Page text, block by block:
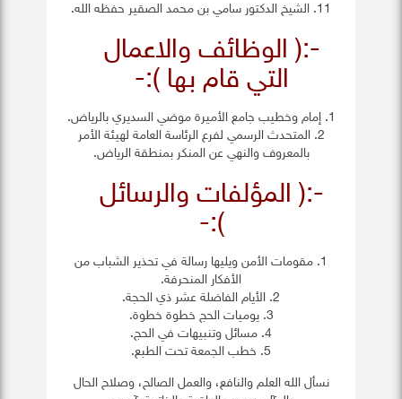
11. الشيخ الدكتور سامي بن محمد الصقير حفظه الله.
-:( الوظائف والاعمال
التي قام بها ):-
1. إمام وخطيب جامع الأميرة موضي السديري بالرياض.
2. المتحدث الرسمي لفرع الرئاسة العامة لهيئة الأمر
بالمعروف والنهي عن المنكر بمنطقة الرياض.
-:( المؤلفات والرسائل
):-
1. مقومات الأمن ويليها رسالة في تحذير الشباب من
الأفكار المنحرفة.
2. الأيام الفاضلة عشر ذي الحجة.
3. يوميات الحج خطوة خطوة.
4. مسائل وتنبيهات في الحج.
5. خطب الجمعة تحت الطبع.
نسأل الله العلم والنافع، والعمل الصالح، وصلاح الحال